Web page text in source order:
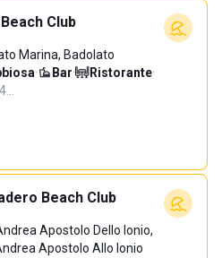
Club
Marina, Badolato
· Bar· Ristorante·
Beach Club
Apostolo Dello Ionio,
Apostolo Allo Ionio